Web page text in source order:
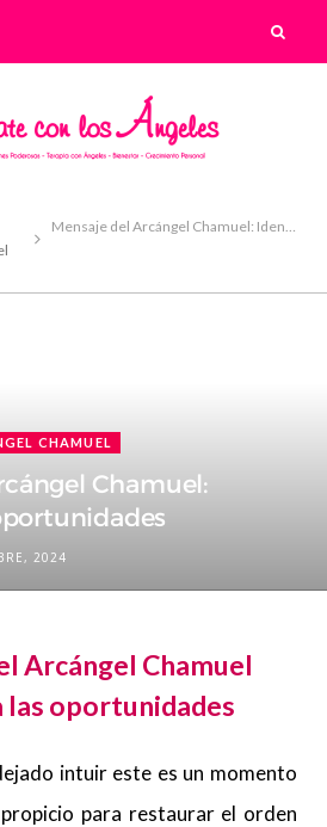
Mensaje del Arcángel Chamuel: Identifica las oportunidades
CHAMUEL
Chamuel:
2024
Arcángel Chamuel
las oportunidades
intuir este es un momento
para restaurar el orden